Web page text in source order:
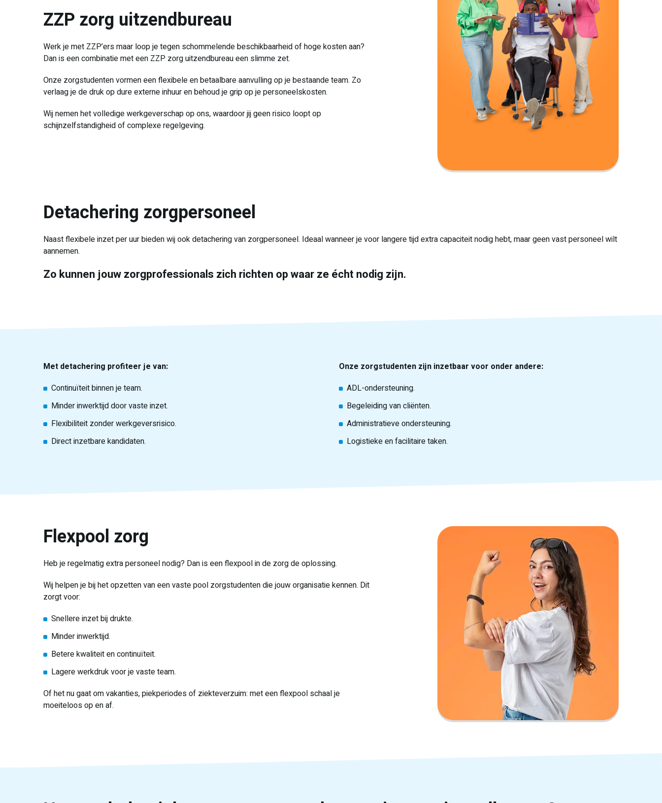
ZZP zorg uitzendbureau
Werk je met ZZP’ers maar loop je tegen schommelende beschikbaarheid of hoge kosten aan?
Dan is een combinatie met een ZZP zorg uitzendbureau een slimme zet.
Onze zorgstudenten vormen een flexibele en betaalbare aanvulling op je bestaande team. Zo
verlaag je de druk op dure externe inhuur en behoud je grip op je personeelskosten.
Wij nemen het volledige werkgeverschap op ons, waardoor jij geen risico loopt op
schijnzelfstandigheid of complexe regelgeving.
Detachering zorgpersoneel
Naast flexibele inzet per uur bieden wij ook detachering van zorgpersoneel. Ideaal wanneer je voor langere tijd extra capaciteit nodig hebt, maar geen vast personeel wilt
aannemen.
Zo kunnen jouw zorgprofessionals zich richten op waar ze écht nodig zijn.
Met detachering profiteer je van:
Continuïteit binnen je team.
Minder inwerktijd door vaste inzet.
Flexibiliteit zonder werkgeversrisico.
Direct inzetbare kandidaten.
Onze zorgstudenten zijn inzetbaar voor onder andere:
ADL-ondersteuning.
Begeleiding van cliënten.
Administratieve ondersteuning.
Logistieke en facilitaire taken.
Flexpool zorg
Heb je regelmatig extra personeel nodig? Dan is een flexpool in de zorg de oplossing.
Wij helpen je bij het opzetten van een vaste pool zorgstudenten die jouw organisatie kennen. Dit
zorgt voor:
Snellere inzet bij drukte.
Minder inwerktijd.
Betere kwaliteit en continuïteit.
Lagere werkdruk voor je vaste team.
Of het nu gaat om vakanties, piekperiodes of ziekteverzuim: met een flexpool schaal je
moeiteloos op en af.